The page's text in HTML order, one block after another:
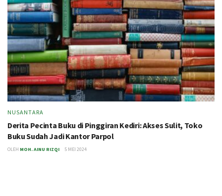
NUSANTARA
Derita Pecinta Buku di Pinggiran Kediri: Akses Sulit, Toko
Buku Sudah Jadi Kantor Parpol
OLEH MOH. AINU RIZQI 5 MEI 2024